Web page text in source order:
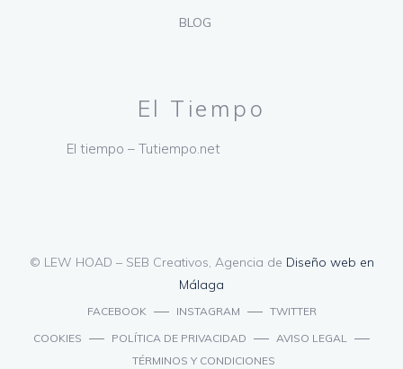
BLOG
El Tiempo
El tiempo – Tutiempo.net
© LEW HOAD – SEB Creativos, Agencia de Diseño web en
Málaga
FACEBOOK INSTAGRAM
TWITTER
COOKIES
POLÍTICA DE PRIVACIDAD
AVISO LEGAL
TÉRMINOS Y CONDICIONES